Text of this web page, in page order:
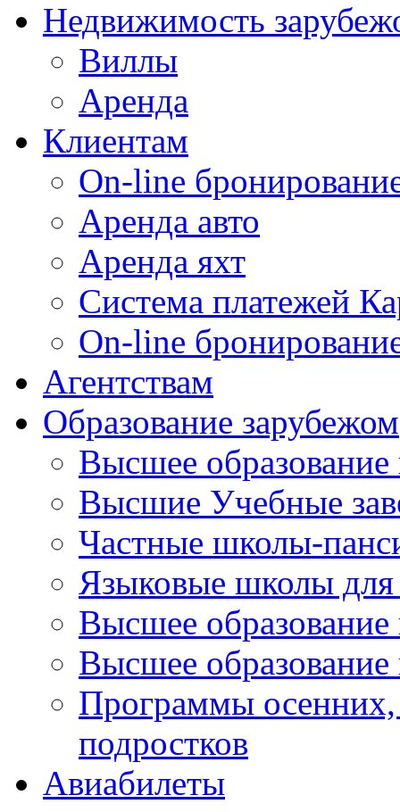
Недвижимость
Виллы
Аренда
Клиентам
On-line
Аренда авто
Аренда яхт
Система платежей
On-line
Агентствам
Образование зарубежом
Высшее
Высшие Учебные
Частные школы-
Языковые школы для
Высшее
Высшее образование
Программы осенних,
подростков
Авиабилеты